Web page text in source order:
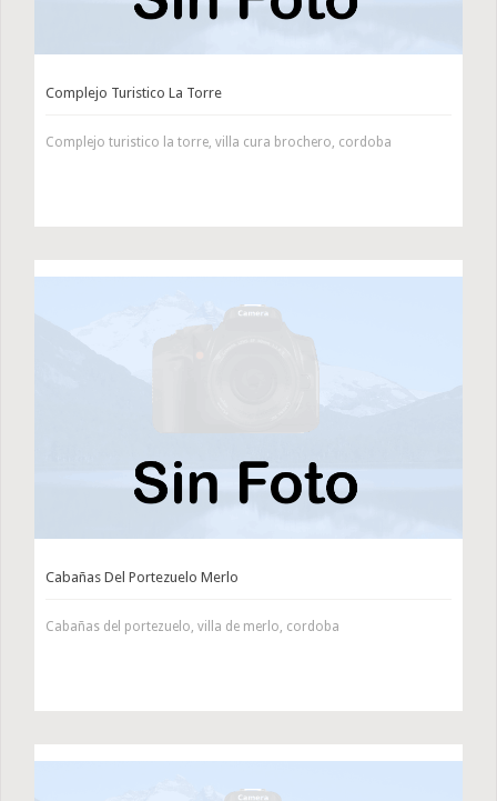
Complejo Turistico La Torre
Complejo turistico la torre, villa cura brochero, cordoba
Cabañas Del Portezuelo Merlo
Cabañas del portezuelo, villa de merlo, cordoba